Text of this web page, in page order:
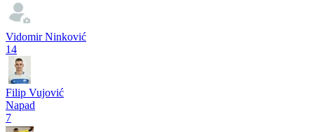
Vidomir Ninković
14
Filip Vujović
Napad
7